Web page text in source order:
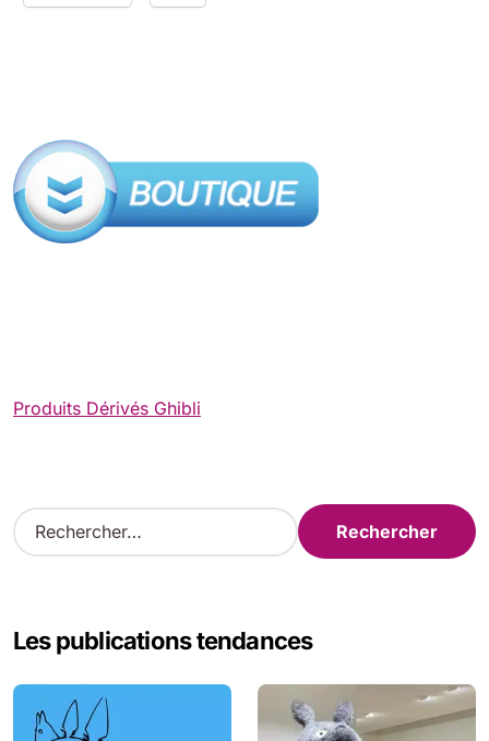
Produits Dérivés Ghibli
R
e
r
h
Les publications tendances